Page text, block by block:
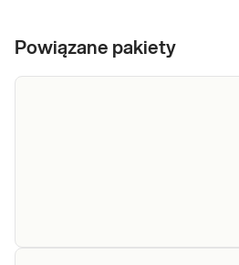
Powiązane pakiety